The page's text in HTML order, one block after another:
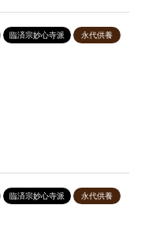
臨済宗妙心寺派 永代供養
臨済宗妙心寺派 永代供養